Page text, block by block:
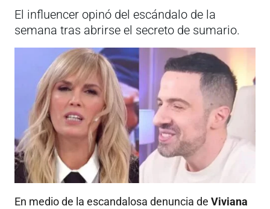
El influencer opinó del escándalo de la
semana tras abrirse el secreto de sumario.
En medio de la escandalosa denuncia de Viviana